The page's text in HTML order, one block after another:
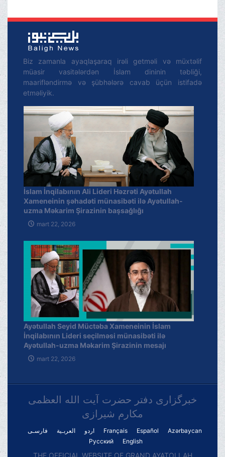
Biz zamanla ayaqlaşaraq irəli getməli və müxtəlif
müasir vasitələrdən İslam dininin təbliği,
maarifləndirmə və şübhələrə cavab üçün istifadə
etməliyik.
İslam İnqilabının Ali Lideri Həzrəti Ayətullah
Xameneinin şəhadəti münasibəti ilə Ayətullah-
uzma Məkarim Şirazinin başsağlığı
mart 22, 2026
Ayətullah Seyid Müctəba Xameneinin İslam
İnqilabının Lideri seçilməsi münasibəti ilə
Ayətullah-uzma Məkarim Şirazinin mesajı
mart 22, 2026
خبرگزاری دفتر حضرت آیت الله العظمی
مکارم شیرازی
فارسـی العربـیة اردو Français Español
Azərbaycan
Русский
English
THE OFFICIAL WEBSITE OF GRAND AYATOLLAH